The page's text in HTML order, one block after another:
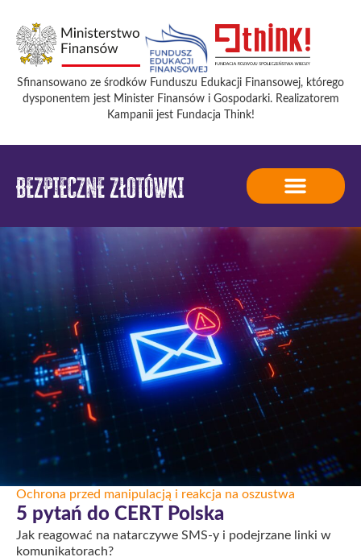
Sfinansowano ze środków Funduszu Edukacji Finansowej, którego
dysponentem jest Minister Finansów i Gospodarki. Realizatorem
Kampanii jest Fundacja Think!
Ochrona przed manipulacją i reakcja na oszustwa
5 pytań do CERT Polska
Jak reagować na natarczywe SMS-y i podejrzane linki w
komunikatorach?